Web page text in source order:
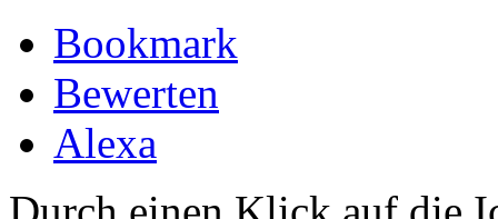
Bookmark
Bewerten
Alexa